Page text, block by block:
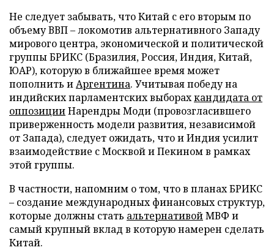
Не следует забывать, что Китай с его вторым по
объему ВВП – локомотив альтернативного Западу
мирового центра, экономической и политической
группы БРИКС (Бразилия, Россия, Индия, Китай,
ЮАР), которую в ближайшее время может
пополнить иАргентина. Учитывая победу на
индийских парламентских выборахкандидата от
оппозицииНарендры Моди (провозгласившего
приверженность модели развития, независимой
от Запада), следует ожидать, что и Индия усилит
взаимодействие с Москвой и Пекином в рамках
этой группы.
В частности, напомним о том, что в планах БРИКС
– создание международных финансовых структур,
которые должны стать альтернативойМВФ и
самый крупный вклад в которую намерен сделать
Китай.